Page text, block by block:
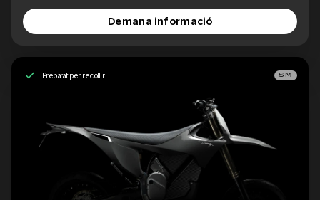
Demana informació
Preparat per recollir SM